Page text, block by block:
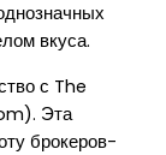
вкуса.
с The
Эта
брокеров-